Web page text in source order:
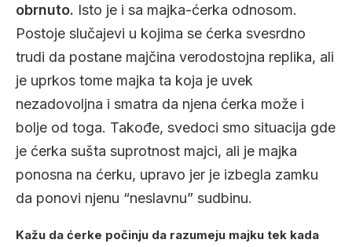
obrnuto. Isto je i sa majka-ćerka odnosom.
Postoje slučajevi u kojima se ćerka svesrdno
trudi da postane majčina verodostojna replika, ali
je uprkos tome majka ta koja je uvek
nezadovoljna i smatra da njena ćerka može i
bolje od toga. Takođe, svedoci smo situacija gde
je ćerka sušta suprotnost majci, ali je majka
ponosna na ćerku, upravo jer je izbegla zamku
da ponovi njenu “neslavnu” sudbinu.
Kažu da ćerke počinju da razumeju majku tek kada